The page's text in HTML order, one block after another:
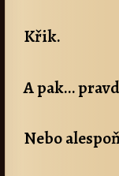
Křik.
A pak…
Nebo